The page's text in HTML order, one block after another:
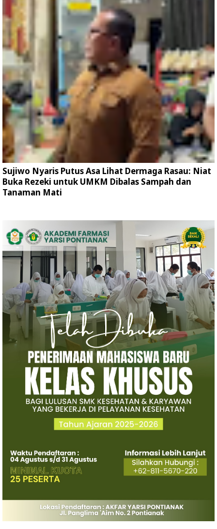
Sujiwo Nyaris Putus Asa Lihat Dermaga Rasau: Niat
Buka Rezeki untuk UMKM Dibalas Sampah dan
Tanaman Mati